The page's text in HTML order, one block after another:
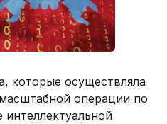
которые осуществляла
операции по